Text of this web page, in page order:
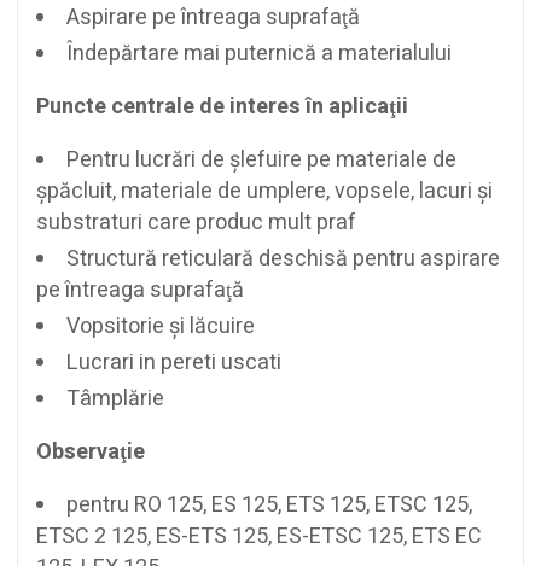
Aspirare pe întreaga suprafaţă
Îndepărtare mai puternică a materialului
Puncte centrale de interes în aplicaţii
Pentru lucrări de şlefuire pe materiale de
şpăcluit, materiale de umplere, vopsele, lacuri şi
substraturi care produc mult praf
Structură reticulară deschisă pentru aspirare
pe întreaga suprafaţă
Vopsitorie şi lăcuire
Lucrari in pereti uscati
Tâmplărie
Observaţie
pentru RO 125, ES 125, ETS 125, ETSC 125,
ETSC 2 125, ES-ETS 125, ES-ETSC 125, ETS EC